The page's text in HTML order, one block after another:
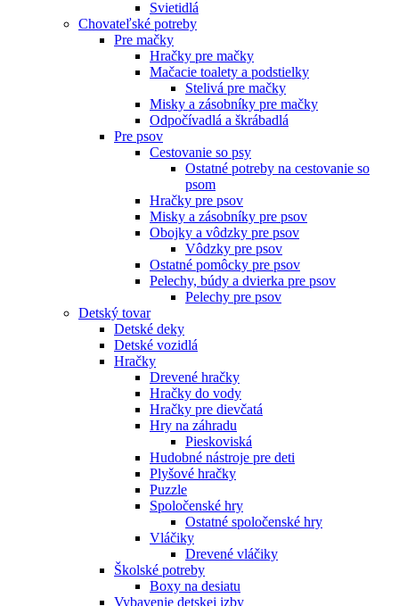
Svietidlá
Chovateľské potreby
Pre mačky
Hračky pre mačky
Mačacie toalety a podstielky
Stelivá pre mačky
Misky a zásobníky pre mačky
Odpočívadlá a škrábadlá
Pre psov
Cestovanie so psy
Ostatné potreby na cestovanie so
psom
Hračky pre psov
Misky a zásobníky pre psov
Obojky a vôdzky pre psov
Vôdzky pre psov
Ostatné pomôcky pre psov
Pelechy, búdy a dvierka pre psov
Pelechy pre psov
Detský tovar
Detské deky
Detské vozidlá
Hračky
Drevené hračky
Hračky do vody
Hračky pre dievčatá
Hry na záhradu
Pieskoviská
Hudobné nástroje pre deti
Plyšové hračky
Puzzle
Spoločenské hry
Ostatné spoločenské hry
Vláčiky
Drevené vláčiky
Školské potreby
Boxy na desiatu
Vybavenie detskej izby